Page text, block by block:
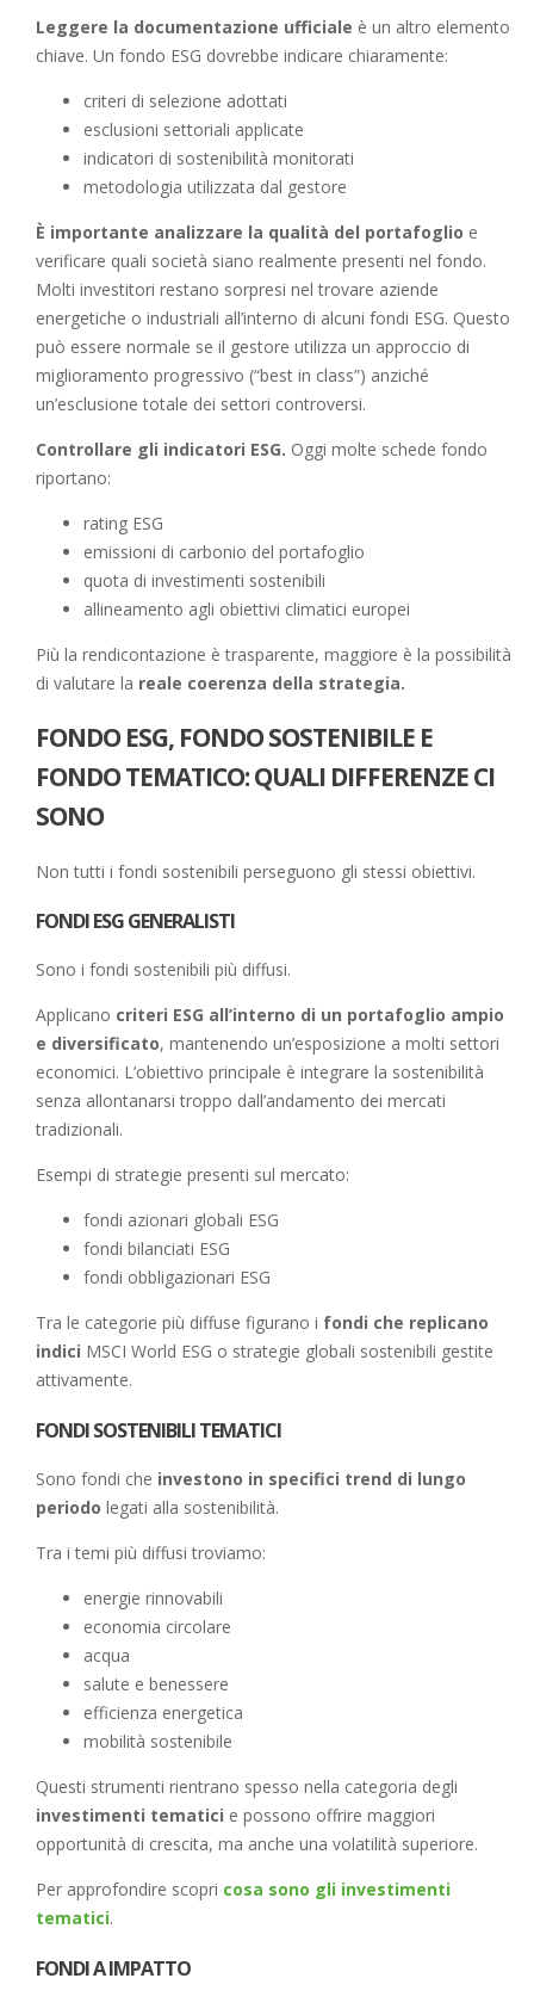
Leggere la documentazione ufficiale è un altro elemento
chiave. Un fondo ESG dovrebbe indicare chiaramente:
criteri di selezione adottati
esclusioni settoriali applicate
indicatori di sostenibilità monitorati
metodologia utilizzata dal gestore
È importante analizzare la qualità del portafoglio e
verificare quali società siano realmente presenti nel fondo.
Molti investitori restano sorpresi nel trovare aziende
energetiche o industriali all’interno di alcuni fondi ESG. Questo
può essere normale se il gestore utilizza un approccio di
miglioramento progressivo (“best in class”) anziché
un’esclusione totale dei settori controversi.
Controllare gli indicatori ESG. Oggi molte schede fondo
riportano:
rating ESG
emissioni di carbonio del portafoglio
quota di investimenti sostenibili
allineamento agli obiettivi climatici europei
Più la rendicontazione è trasparente, maggiore è la possibilità
di valutare la reale coerenza della strategia.
FONDO ESG, FONDO SOSTENIBILE E
FONDO TEMATICO: QUALI DIFFERENZE CI
SONO
Non tutti i fondi sostenibili perseguono gli stessi obiettivi.
FONDI ESG GENERALISTI
Sono i fondi sostenibili più diffusi.
Applicano criteri ESG all’interno di un portafoglio ampio
e diversificato, mantenendo un’esposizione a molti settori
economici. L’obiettivo principale è integrare la sostenibilità
senza allontanarsi troppo dall’andamento dei mercati
tradizionali.
Esempi di strategie presenti sul mercato:
fondi azionari globali ESG
fondi bilanciati ESG
fondi obbligazionari ESG
Tra le categorie più diffuse figurano i fondi che replicano
indici MSCI World ESG o strategie globali sostenibili gestite
attivamente.
FONDI SOSTENIBILI TEMATICI
Sono fondi che investono in specifici trend di lungo
periodo legati alla sostenibilità.
Tra i temi più diffusi troviamo:
energie rinnovabili
economia circolare
acqua
salute e benessere
efficienza energetica
mobilità sostenibile
Questi strumenti rientrano spesso nella categoria degli
investimenti tematici e possono offrire maggiori
opportunità di crescita, ma anche una volatilità superiore.
Per approfondire scopri cosa sono gli investimenti
tematici.
FONDI A IMPATTO